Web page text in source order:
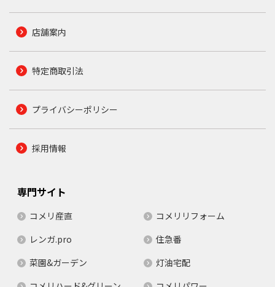
店舗案内
特定商取引法
プライバシーポリシー
採用情報
専門サイト
コメリ産直
コメリリフォーム
レンガ.pro
住急番
菜園&ガーデン
灯油宅配